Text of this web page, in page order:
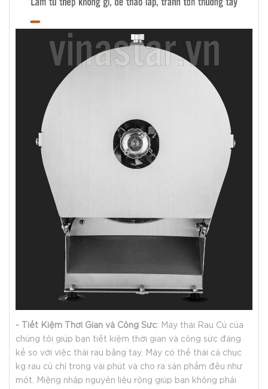
- Tiết Kiệm Thời Gian và Công Sức: Máy thái Rau Củ của
chúng tôi giúp bạn tiết kiệm thời gian và công sức đáng
kể so với việc thái rau bằng tay. Máy có thể thái cả chục
kg rau củ chỉ trong vài phút và cho ra sản phẩm đều như
một. Miệng nhập nguyên liệu rộng giúp bạn không phải